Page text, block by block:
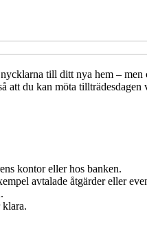
till ditt nya hem – men
att du kan möta
kontor eller hos banken.
avtalade åtgärder eller
klara.